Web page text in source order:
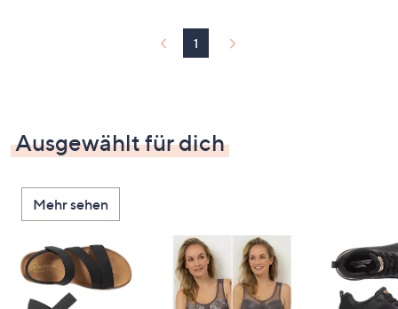
1
Ausgewählt für dich
Mehr sehen